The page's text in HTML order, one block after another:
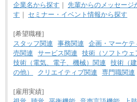
企業名から探す ｜ 先輩からのメッセージ
す ｜ セミナー・イベント情報から探す
[希望職種]
スタッフ関連
事務関連 企画・マーケテ
売関連
サービス関連
技術（ソフトウ
技術（電気、電子、機械）関連
技術（
の他）
クリエイティブ関連 専門職関連
[雇用実績]